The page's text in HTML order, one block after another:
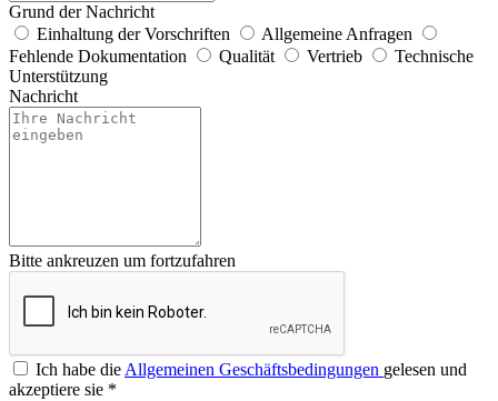
Grund der Nachricht
Einhaltung der Vorschriften
Allgemeine Anfragen
Fehlende Dokumentation
Qualität Vertrieb
Technische
Unterstützung
Nachricht
Bitte ankreuzen um fortzufahren
Ich habe dieAllgemeinen Geschäftsbedingungen gelesen und
akzeptiere sie *